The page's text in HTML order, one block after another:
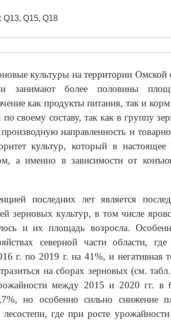
Q13, Q15, Q18
культуры на территории Омской
занимают более половины
как продукты питания, так и
своему составу, так как в группу
направленность и
культур, который в
а именно в зависимости от
последних лет является
зерновых культур, в том числе
и их площадь возросла.
северной части области,
г. по 2019 г. на 41%, и негативная
на сборах зерновых (см.
между 2015 и 2020 гг. в
но особенно сильно снижение
лесостепи, где при росте